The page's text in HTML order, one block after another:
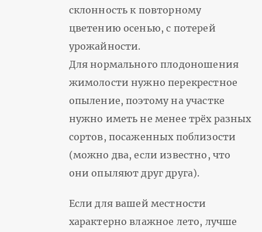
склонность к повторному
цветению осенью, с потерей
урожайности.
Для нормального плодоношения
жимолости нужно перекрестное
опыление, поэтому на участке
нужно иметь не менее трёх разных
сортов, посаженных поблизости
(можно два, если известно, что
они опыляют друг друга).
Если для вашей местности
характерно влажное лето, лучше